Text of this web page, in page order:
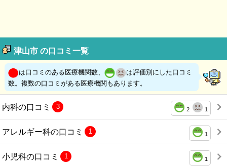
津山市 の口コミ一覧
は口コミのある医療機関数、
は評価別にした口コミ
数。複数の口コミがある医療機関もあります。
内科の口コミ 2 1
3
アレルギー科の口コミ 1
1
小児科の口コミ 1
1